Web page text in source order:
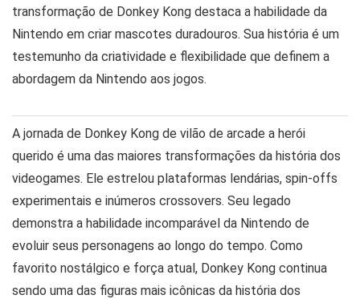
transformação de Donkey Kong destaca a habilidade da
Nintendo em criar mascotes duradouros. Sua história é um
testemunho da criatividade e flexibilidade que definem a
abordagem da Nintendo aos jogos.
A jornada de Donkey Kong de vilão de arcade a herói
querido é uma das maiores transformações da história dos
videogames. Ele estrelou plataformas lendárias, spin-offs
experimentais e inúmeros crossovers. Seu legado
demonstra a habilidade incomparável da Nintendo de
evoluir seus personagens ao longo do tempo. Como
favorito nostálgico e força atual, Donkey Kong continua
sendo uma das figuras mais icônicas da história dos